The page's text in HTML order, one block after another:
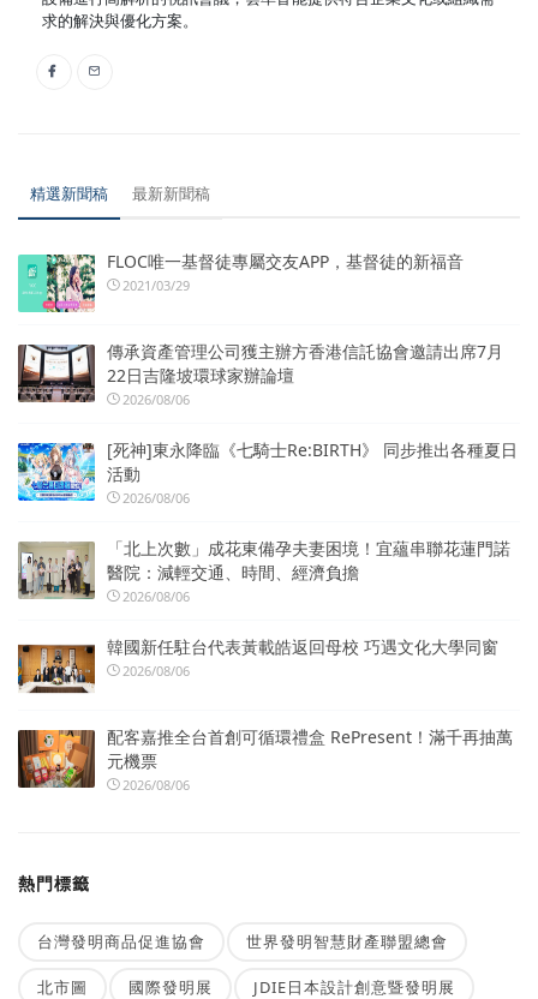
求的解決與優化方案。
精選新聞稿 最新新聞稿
FLOC唯一基督徒專屬交友APP，基督徒的新福音
2021/03/29
傳承資產管理公司獲主辦方香港信託協會邀請出席7月
22日吉隆坡環球家辦論壇
2026/08/06
[死神]東永降臨《七騎士Re:BIRTH》 同步推出各種夏日
活動
2026/08/06
「北上次數」成花東備孕夫妻困境！宜蘊串聯花蓮門諾
醫院：減輕交通、時間、經濟負擔
2026/08/06
韓國新任駐台代表黃載皓返回母校 巧遇文化大學同窗
2026/08/06
配客嘉推全台首創可循環禮盒 RePresent！滿千再抽萬
元機票
2026/08/06
熱門標籤
台灣發明商品促進協會 世界發明智慧財產聯盟總會
北市圖 國際發明展 JDIE日本設計創意暨發明展